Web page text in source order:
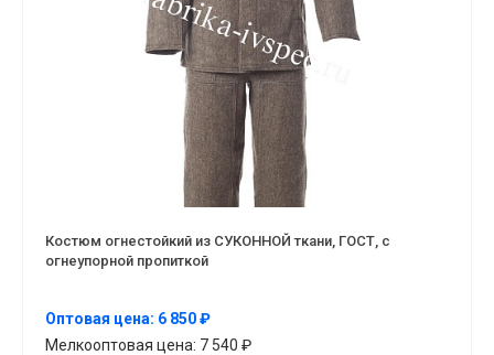
Костюм огнестойкий из СУКОННОЙ ткани, ГОСТ, с
огнеупорной пропиткой
Оптовая цена: 6 850 ₽
Мелкооптовая цена: 7 540 ₽